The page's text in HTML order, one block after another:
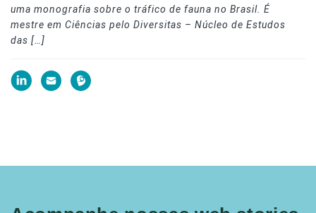
uma monografia sobre o tráfico de fauna no Brasil. É
mestre em Ciências pelo Diversitas – Núcleo de Estudos
das […]